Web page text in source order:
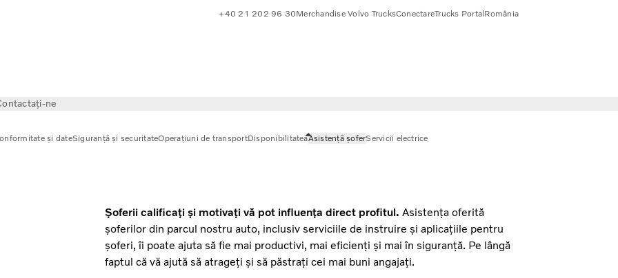
+40 21 202 96 30Merchandise Volvo TrucksConectareTrucks Portal România
ne
și dateSiguranță și securitateOperațiuni de transportDisponibilitateaAsistență șoferServicii electrice
Șoferii calificați și motivați vă pot influența direct profitul. Asistența oferită
șoferilor din parcul nostru auto, inclusiv serviciile de instruire și aplicațiile pentru
șoferi, îi poate ajuta să fie mai productivi, mai eficienți și mai în siguranță. Pe lângă
faptul că vă ajută să atrageți și să păstrați cei mai buni angajați.